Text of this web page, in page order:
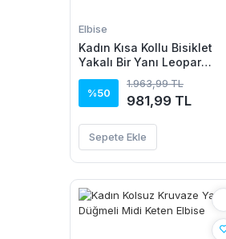
Elbise
Kadın Kısa Kollu Bisiklet
Yakalı Bir Yanı Leopar
Detaylı Uzun Viskon Elbise
%50
1.963,99 TL
981,99 TL
Sepete Ekle